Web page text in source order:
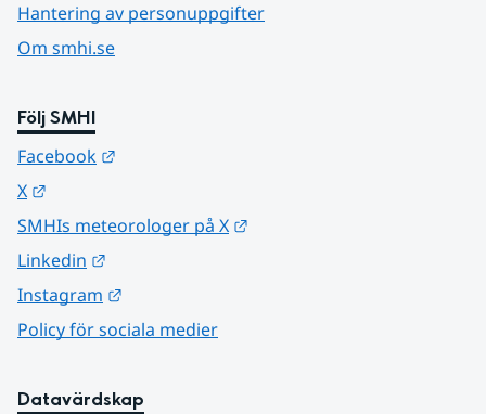
Hantering av personuppgifter
Om smhi.se
Följ SMHI
Facebook
X
SMHIs meteorologer på X
Linkedin
Instagram
Policy för sociala medier
Datavärdskap